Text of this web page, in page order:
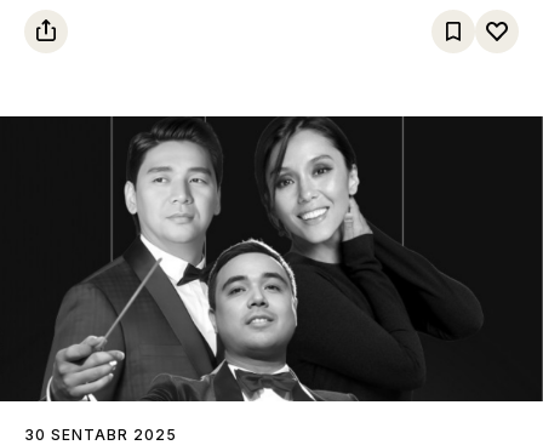
30 SENTABR 2025